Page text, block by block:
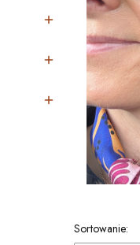
Lista
Sortowanie: